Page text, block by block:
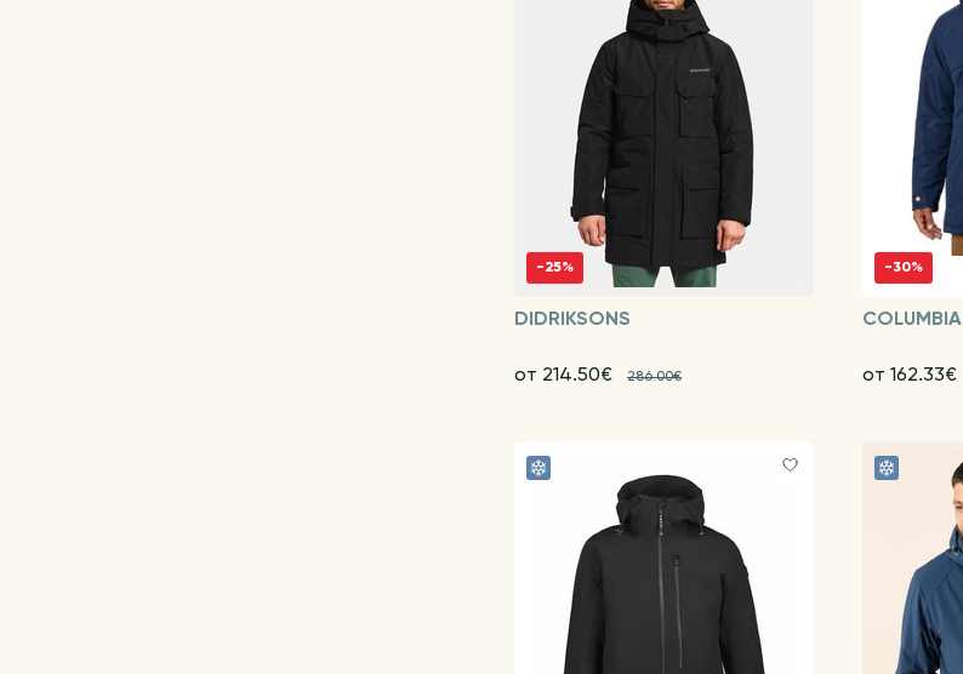
-25%
DIDRIKSONS
от 214.50€ 286.00€
-30%
COLUMBIA
от 162.33€